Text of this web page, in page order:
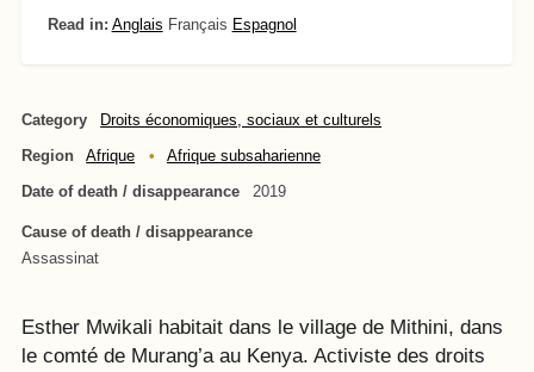
Read in: Anglais Français Espagnol
Category Droits économiques, sociaux et culturels
Region Afrique Afrique subsaharienne
Date of death / disappearance 2019
Cause of death / disappearance
Assassinat
Esther Mwikali habitait dans le village de Mithini, dans
le comté de Murang’a au Kenya. Activiste des droits